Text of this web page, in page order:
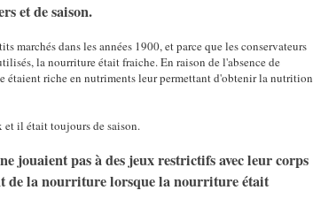
et de saison.
marchés dans les années 1900, et parce que les conservateurs
la nourriture était fraiche. En raison de l'absence de
étaient riche en nutriments leur permettant d'obtenir la nutrition
et il était toujours de saison.
jouaient pas à des jeux restrictifs avec leur corps
de la nourriture lorsque la nourriture était